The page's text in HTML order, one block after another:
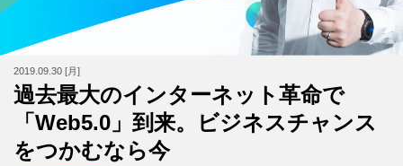
2019.09.30 [月]
過去最大のインターネット革命で
「Web5.0」到来。ビジネスチャンス
をつかむなら今